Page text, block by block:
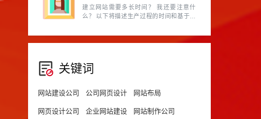
建立网站需要多长时间？ 我还要注意什
么？ 以下将描述生产过程的时间和基于常
关键词
网站建设公司 公司网页设计 网站布局
网页设计公司 企业网站建设 网站制作公司